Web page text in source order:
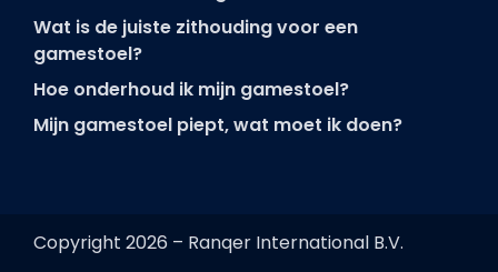
Wat is de juiste zithouding voor een
gamestoel?
Hoe onderhoud ik mijn gamestoel?
Mijn gamestoel piept, wat moet ik doen?
Copyright 2026 – Ranqer International B.V.